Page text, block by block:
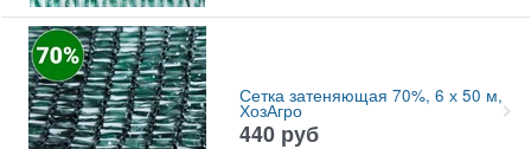
Сетка затеняющая 70%, 6 х 50 м,
ХозАгро
440 руб